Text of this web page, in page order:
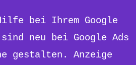
bei Ihrem Google
neu bei Google Ads
gestalten. Anzeige